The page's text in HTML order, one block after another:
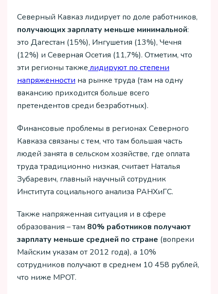
Северный Кавказ лидирует по доле работников,
получающих зарплату меньше минимальной:
это Дагестан (15%), Ингушетия (13%), Чечня
(12%) и Северная Осетия (11,7%). Отметим, что
эти регионы также лидируют по степени
напряженности на рынке труда (там на одну
вакансию приходится больше всего
претендентов среди безработных).
Финансовые проблемы в регионах Северного
Кавказа связаны с тем, что там большая часть
людей занята в сельском хозяйстве, где оплата
труда традиционно низкая, считает Наталья
Зубаревич, главный научный сотрудник
Института социального анализа РАНХиГС.
Также напряженная ситуация и в сфере
образования – там 80% работников получают
зарплату меньше средней по стране (вопреки
Майским указам от 2012 года), а 10%
сотрудников получают в среднем 10 458 рублей,
что ниже МРОТ.